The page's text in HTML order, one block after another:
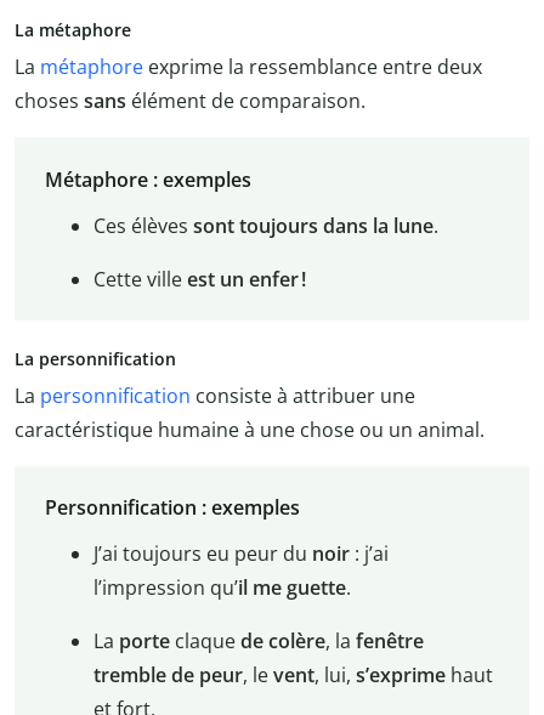
La métaphore
La métaphore exprime la ressemblance entre deux
choses sans élément de comparaison.
Métaphore : exemples
Ces élèves sont toujours dans la lune.
Cette villeest un enfer !
La personnification
La personnification consiste à attribuer une
caractéristique humaine à une chose ou un animal.
Personnification : exemples
J’ai toujours eu peur du noir : j’ai
l’impression qu’il me guette.
La porteclaquede colère, la fenêtre
tremble de peur, levent, lui, s’exprimehaut
et fort.